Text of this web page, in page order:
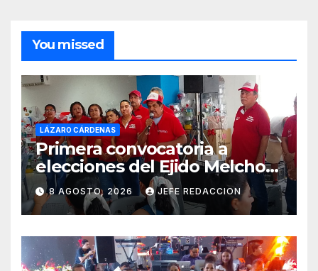
You missed
LÁZARO CÁRDENAS
Primera convocatoria a
elecciones del Ejido Melchor
Ocampo en Lázaro Cárdenas
el domingo
8 AGOSTO, 2026 JEFE REDACCION